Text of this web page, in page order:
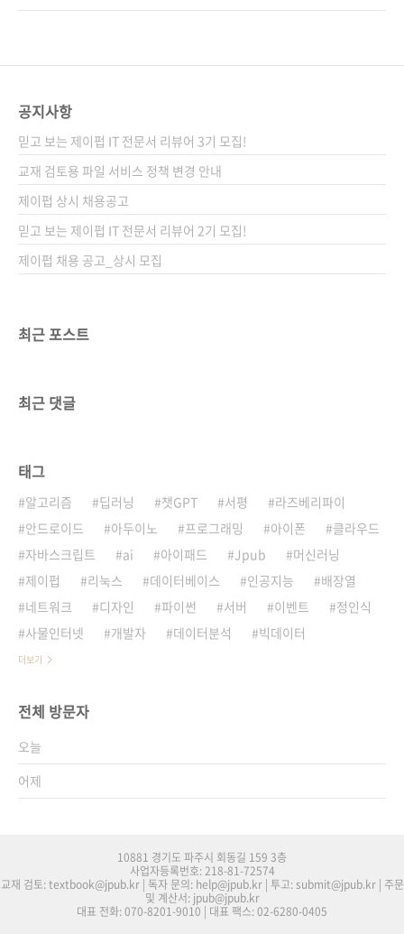
9784815600709)도서명 구글에서 배운 직장
46배판변형(..
만 현실은 어떤가요? 일은 많은데 시간은 부족해
하는 직장 상사, "한동안 개인의 삶은 포기하는
것이 좋다."라는 서글픈 선배의 조언, 이런 현실
에 만병의 근원인 스트레스만 날로 쌓이고 있진
않나요? 언제쯤 이 지긋지긋한 야근, 터벅터벅
쓸쓸하게 집으로 향하는 적막 가능한 퇴근길의
반복에..
공지사항
믿고 보는 제이펍 IT 전문서 리뷰어 3기 모집!
교재 검토용 파일 서비스 정책 변경 안내
제이펍 상시 채용공고
믿고 보는 제이펍 IT 전문서 리뷰어 2기 모집!
제이펍 채용 공고_상시 모집
최근 포스트
최근 댓글
태그
알고리즘 딥러닝 챗GPT 서평
라즈베리파이
안드로이드
아두이노 프로그래밍 아이폰
클라우드
자바스크립트
ai 아이패드 Jpub
머신러닝
제이펍
리눅스 데이터베이스 인공지능
배장열
네트워크
디자인 파이썬 서버 이벤트
정인식
사물인터넷
개발자 데이터분석 빅데이터
더보기
전체 방문자
오늘
어제
10881 경기도 파주시 회동길 159 3층
사업자등록번호: 218-81-72574
교재 검토: textbook@jpub.kr | 독자 문의: help@jpub.kr | 투고: submit@jpub.kr | 주문
및 계산서: jpub@jpub.kr
대표 전화: 070-8201-9010 | 대표 팩스: 02-6280-0405